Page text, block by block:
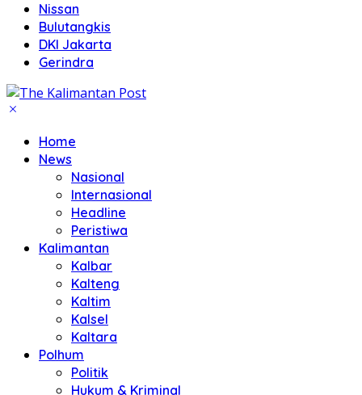
Nissan
Bulutangkis
DKI Jakarta
Gerindra
Home
News
Nasional
Internasional
Headline
Peristiwa
Kalimantan
Kalbar
Kalteng
Kaltim
Kalsel
Kaltara
Polhum
Politik
Hukum & Kriminal